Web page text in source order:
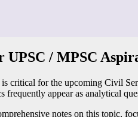
UPSC / MPSC
critical for the upcoming Civil
frequently appear as analytical
notes on this topic,